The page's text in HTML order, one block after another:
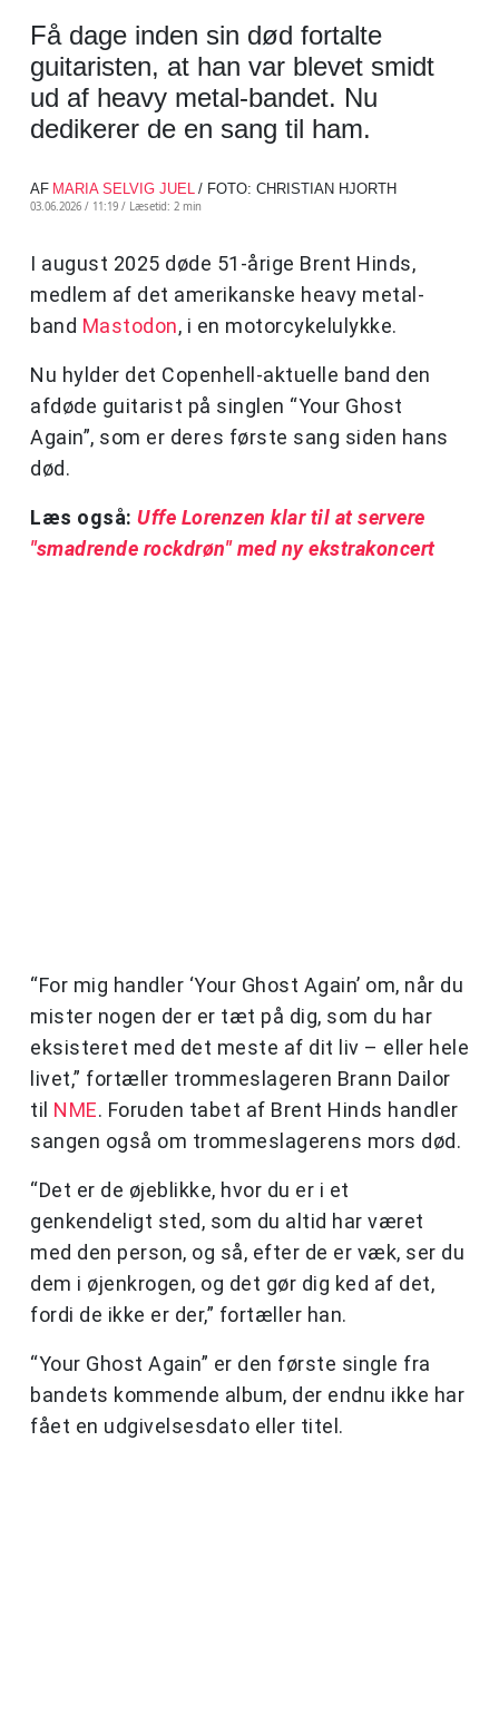
Få dage inden sin død fortalte
guitaristen, at han var blevet smidt
ud af heavy metal-bandet. Nu
dedikerer de en sang til ham.
AF MARIA SELVIG JUEL / FOTO: CHRISTIAN HJORTH
03.06.2026 / 11:19 / Læsetid: 2 min
I august 2025 døde 51-årige Brent Hinds,
medlem af det amerikanske heavy metal-
band Mastodon, i en motorcykelulykke.
Nu hylder det Copenhell-aktuelle band den
afdøde guitarist på singlen “Your Ghost
Again”, som er deres første sang siden hans
død.
Læs også: Uffe Lorenzen klar til at servere
"smadrende rockdrøn" med ny ekstrakoncert
“For mig handler ‘Your Ghost Again’ om, når du
mister nogen der er tæt på dig, som du har
eksisteret med det meste af dit liv – eller hele
livet,” fortæller trommeslageren Brann Dailor
til NME. Foruden tabet af Brent Hinds handler
sangen også om trommeslagerens mors død.
“Det er de øjeblikke, hvor du er i et
genkendeligt sted, som du altid har været
med den person, og så, efter de er væk, ser du
dem i øjenkrogen, og det gør dig ked af det,
fordi de ikke er der,” fortæller han.
“Your Ghost Again” er den første single fra
bandets kommende album, der endnu ikke har
fået en udgivelsesdato eller titel.